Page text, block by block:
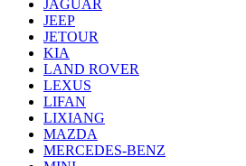
JAGUAR
JEEP
JETOUR
KIA
LAND ROVER
LEXUS
LIFAN
LIXIANG
MAZDA
MERCEDES-BENZ